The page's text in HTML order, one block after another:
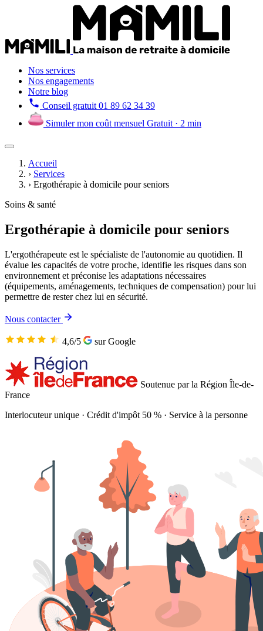
Nos services
Nos engagements
Notre blog
Conseil gratuit 01 89 62 34 39
Simuler mon coût mensuel Gratuit · 2 min
Accueil
› Services
› Ergothérapie à domicile pour seniors
Soins & santé
Ergothérapie à domicile pour seniors
L'ergothérapeute est le spécialiste de l'autonomie au quotidien. Il
évalue les capacités de votre proche, identifie les risques dans son
environnement et préconise les adaptations nécessaires
(équipements, aménagements, techniques de compensation) pour lui
permettre de rester chez lui en sécurité.
Nous contacter
4,6/5 sur Google
Soutenue par la Région Île-de-
France
Interlocuteur unique · Crédit d'impôt 50 % · Service à la personne